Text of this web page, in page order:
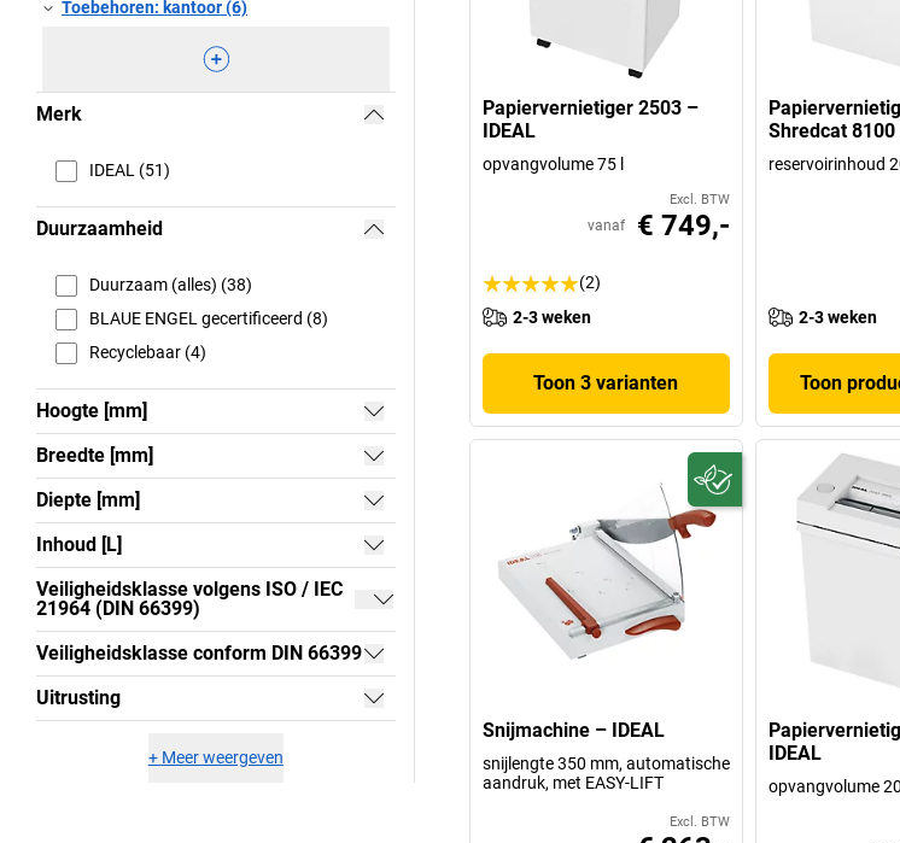
Toebehoren: kantoor (6)
Merk
IDEAL (51)
Duurzaamheid
Duurzaam (alles) (38)
BLAUE ENGEL gecertificeerd (8)
Recyclebaar (4)
Hoogte [mm]
Breedte [mm]
Diepte [mm]
Inhoud [L]
Veiligheidsklasse volgens ISO / IEC
21964 (DIN 66399)
Veiligheidsklasse conform DIN 66399
Uitrusting
+ Meer weergeven
Papiervernietiger 2503 –
IDEAL
opvangvolume 75 l
Excl. BTW
vanaf € 749,-
(2)
2-3 weken
Toon 3 varianten
Shredcat 8100
reservoirinhoud
2-3 weken
Toon
Snijmachine – IDEAL
snijlengte 350 mm, automatische
aandruk, met EASY-LIFT
Excl. BTW
IDEAL
opvangvolume 20 l